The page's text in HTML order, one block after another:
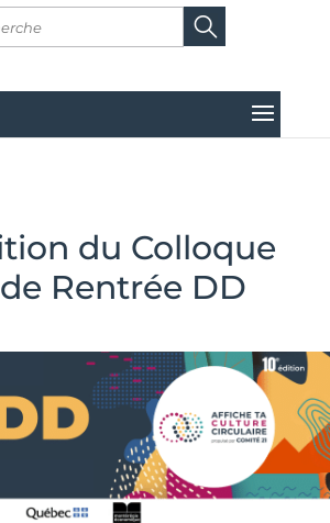
du Colloque
Rentrée DD